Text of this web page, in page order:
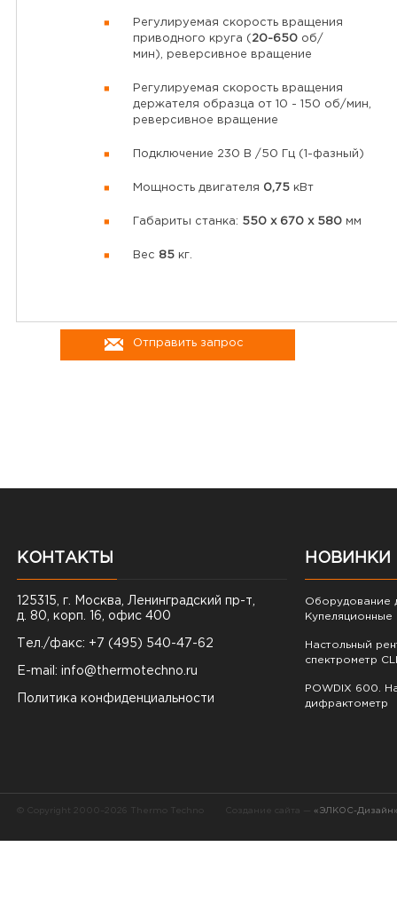
Регулируемая скорость вращения
приводного круга ( 20-650 об/
мин), реверсивное вращение
Регулируемая скорость вращения
держателя образца от 10 - 150 об/мин,
реверсивное вращение
Подключение 230 В /50 Гц (1-фазный)
Мощность двигателя 0,75 кВт
Габариты станка: 550 х 670 х 580 мм
Вес 85 кг.
Отправить запрос
КОНТАКТЫ
125315, г. Москва, Ленинградский пр-т,
д. 80, корп. 16, офис 400
Тел./факс: +7 (495) 540-47-62
E-mail: info@thermotechno.ru
Политика конфиденциальности
НОВИНКИ
Оборудование
Купеляционные
Настольный
спектрометр
POWDIX 600.
дифрактометр
© Copyright 2000–2026 Thermo Techno Создание сайта — «ЭЛКОС-